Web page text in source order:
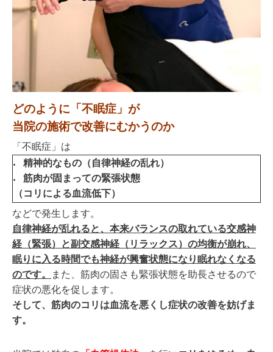
どのように 「不眠症」が
当院の施術で改善にむかうのか
「不眠症」は
精神的なもの（自律神経の乱れ）
筋肉が固まっての緊張状態
（コリによる血流低下）
などで発生します。
自律神経が乱れると、本来バランスの取れている交感神
経（緊張）と副交感神経（リラックス）の均衡が崩れ、
眠りに入る時間でも神経が興奮状態になり眠れなくなる
のです。
また、筋肉の固さも緊張状態を助長させるので
症状の悪化を促します。
そして、筋肉のコリは血流を悪くし症状の改善を妨げま
す。